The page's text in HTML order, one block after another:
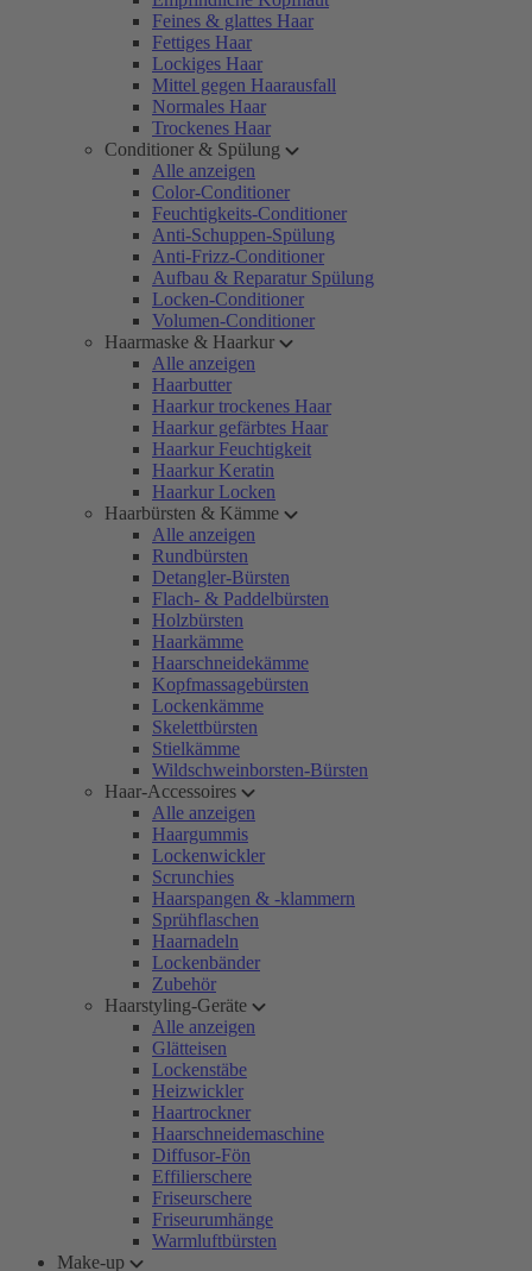
Feines & glattes Haar
Fettiges Haar
Lockiges Haar
Mittel gegen Haarausfall
Normales Haar
Trockenes Haar
Conditioner & Spülung
Alle anzeigen
Color-Conditioner
Feuchtigkeits-Conditioner
Anti-Schuppen-Spülung
Anti-Frizz-Conditioner
Aufbau & Reparatur Spülung
Locken-Conditioner
Volumen-Conditioner
Haarmaske & Haarkur
Alle anzeigen
Haarbutter
Haarkur trockenes Haar
Haarkur gefärbtes Haar
Haarkur Feuchtigkeit
Haarkur Keratin
Haarkur Locken
Haarbürsten & Kämme
Alle anzeigen
Rundbürsten
Detangler-Bürsten
Flach- & Paddelbürsten
Holzbürsten
Haarkämme
Haarschneidekämme
Kopfmassagebürsten
Lockenkämme
Skelettbürsten
Stielkämme
Wildschweinborsten-Bürsten
Haar-Accessoires
Alle anzeigen
Haargummis
Lockenwickler
Scrunchies
Haarspangen & -klammern
Sprühflaschen
Haarnadeln
Lockenbänder
Zubehör
Haarstyling-Geräte
Alle anzeigen
Glätteisen
Lockenstäbe
Heizwickler
Haartrockner
Haarschneidemaschine
Diffusor-Fön
Effilierschere
Friseurschere
Friseurumhänge
Warmluftbürsten
Make-up